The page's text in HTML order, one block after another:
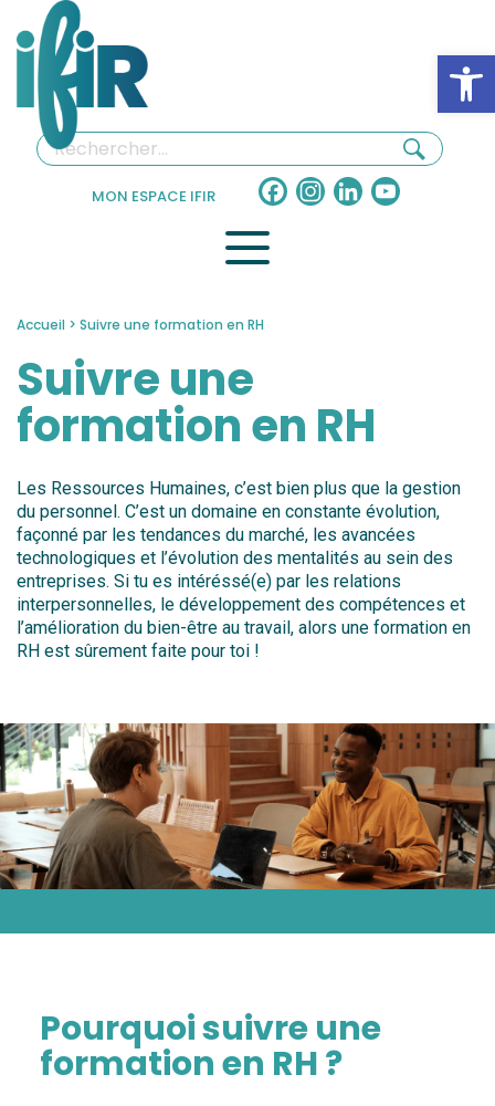
MON ESPACE IFIR Facebook
Instagram
LinkedInYouTube
Accueil > Suivre une formation en RH
Suivre une
formation en RH
Les Ressources Humaines, c’est bien plus que la gestion
du personnel. C’est un domaine en constante évolution,
façonné par les tendances du marché, les avancées
technologiques et l’évolution des mentalités au sein des
entreprises. Si tu es intéréssé(e) par les relations
interpersonnelles, le développement des compétences et
l’amélioration du bien-être au travail, alors une formation en
RH est sûrement faite pour toi !
Pourquoi suivre une
formation en RH ?
Panneau de gestion des cookies